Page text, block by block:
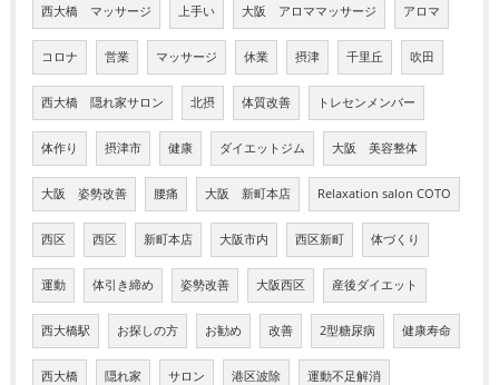
西大橋 マッサージ 上手い 大阪 アロママッサージ アロマ
コロナ 営業 マッサージ 休業 摂津 千里丘 吹田
西大橋 隠れ家サロン 北摂 体質改善 トレセンメンバー
体作り 摂津市 健康 ダイエットジム 大阪 美容整体
大阪 姿勢改善 腰痛 大阪 新町本店 Relaxation salon COTO
西区 西区 新町本店 大阪市内 西区新町 体づくり
運動 体引き締め 姿勢改善 大阪西区 産後ダイエット
西大橋駅 お探しの方 お勧め 改善 2型糖尿病 健康寿命
西大橋 隠れ家 サロン 港区波除 運動不足解消